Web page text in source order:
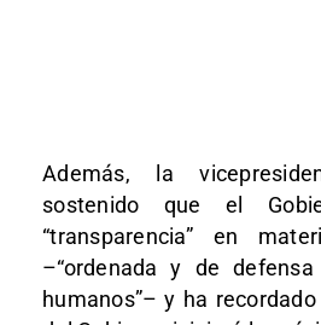
Además, la
sostenido que el
“transparencia” en
–“ordenada y de
humanos”– y ha